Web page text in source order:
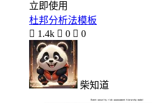
立即使用
杜邦分析法模板
 1.4k  0  0
柴知道